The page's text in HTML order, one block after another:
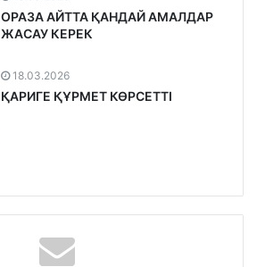
ОРАЗА АЙТТА ҚАНДАЙ АМАЛДАР
ЖАСАУ КЕРЕК
18.03.2026
ҚАРИГЕ ҚҰРМЕТ КӨРСЕТТІ